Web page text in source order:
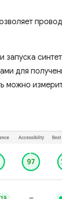
для
можно